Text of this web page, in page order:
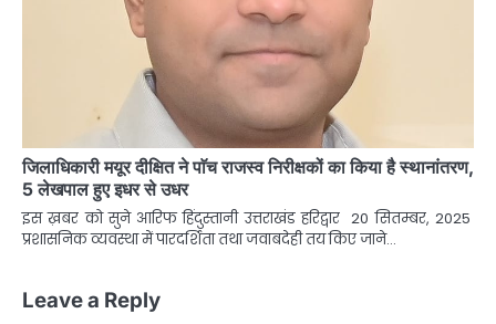
जिलाधिकारी मयूर दीक्षित ने पाॅच राजस्व निरीक्षकों का किया है स्थानांतरण,
5 लेखपाल हुए इधर से उधर
इस ख़बर को सुने आरिफ हिंदुस्तानी उत्तराखंड हरिद्वार 20 सितम्बर, 2025
प्रशासनिक व्यवस्था में पारदर्शिता तथा जवाबदेही तय किए जाने…
Leave a Reply